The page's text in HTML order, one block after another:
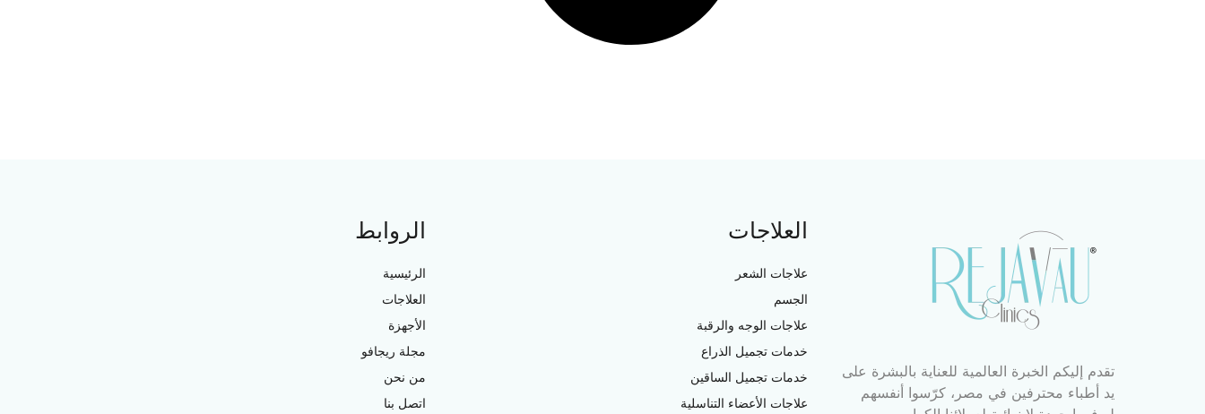
تقدم إليكم الخبرة العالمية للعناية بالبشرة على
يد أطباء محترفين في مصر، كرّسوا أنفسهم
العلاجات
علاجات الشعر
الجسم
علاجات الوجه والرقبة
خدمات تجميل الذراع
خدمات تجميل الساقين
علاجات الأعضاء التناسلية
الروابط
الرئيسية
العلاجات
الأجهزة
مجلة ريجافو
من نحن
اتصل بنا